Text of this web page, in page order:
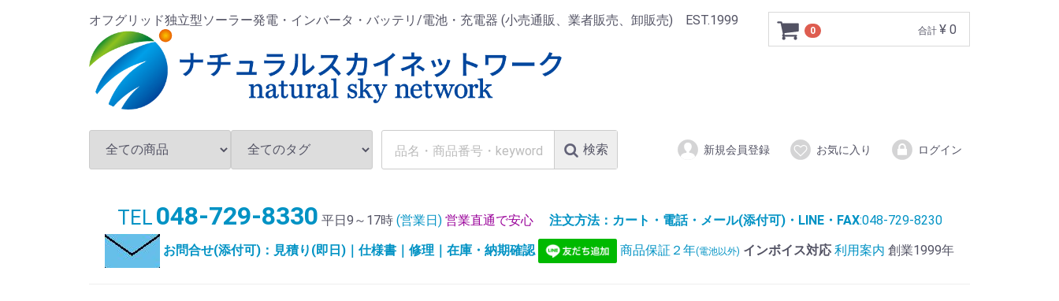
オフグリッド独立型ソーラー発電・インバータ・バッテリ/電池・充電器 (小売通販、業者販売、卸販売) EST.1999
0 合計 ¥ 0
検索 新規会員登録 お気に入り ログイン
TEL 048-729-8330 平日9～17時(営業日) 営業直通で安心 注文方法：カート・電話・メール(添付可)・LINE・FAX:048-729-8230
お問合せ(添付可)：見積り(即日)｜仕様書｜修理｜在庫・納期確認
商品保証２年(電池以外) インボイス対応 利用案内 創業1999年